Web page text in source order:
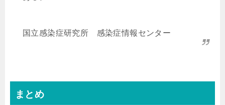
国立感染症研究所 感染症情報センター
まとめ